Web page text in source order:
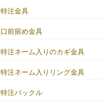
注金具
前留め金具
注ネーム入りのカギ金具
注ネーム入りリング金具
注バックル